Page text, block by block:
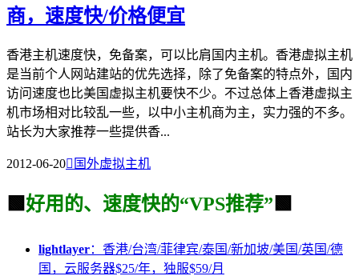
商，速度快/价格便宜
香港主机速度快，免备案，可以比肩国内主机。香港虚拟主机
是当前个人网站建站的优先选择，除了免备案的特点外，国内
访问速度也比美国虚拟主机要快不少。不过总体上香港虚拟主
机市场相对比较乱一些，以中小主机商为主，实力强的不多。
站长为大家推荐一些提供香...
2012-06-20 国外虚拟主机
🟩 好用的、速度快的“VPS推荐” 🟩
lightlayer：香港/台湾/菲律宾/泰国/新加坡/美国/英国/德
国，云服务器$25/年，独服$59/月